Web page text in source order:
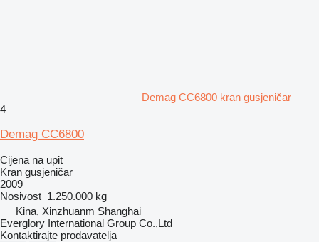
Demag CC6800 kran gusjeničar
4
Demag CC6800
Cijena na upit
Kran gusjeničar
2009
Nosivost 1.250.000 kg
Kina, Xinzhuanm Shanghai
Everglory International Group Co.,Ltd
Kontaktirajte prodavatelja